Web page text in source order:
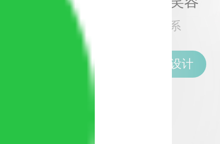
MAC数字化口腔精确诊疗体系
申请体验 · MAC精确方案设计